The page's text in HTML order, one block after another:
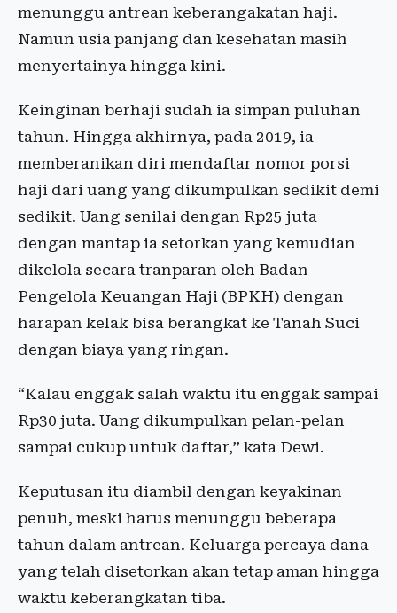
menunggu antrean keberangakatan haji.
Namun usia panjang dan kesehatan masih
menyertainya hingga kini.
Keinginan berhaji sudah ia simpan puluhan
tahun. Hingga akhirnya, pada 2019, ia
memberanikan diri mendaftar nomor porsi
haji dari uang yang dikumpulkan sedikit demi
sedikit. Uang senilai dengan Rp25 juta
dengan mantap ia setorkan yang kemudian
dikelola secara tranparan oleh Badan
Pengelola Keuangan Haji (BPKH) dengan
harapan kelak bisa berangkat ke Tanah Suci
dengan biaya yang ringan.
“Kalau enggak salah waktu itu enggak sampai
Rp30 juta. Uang dikumpulkan pelan-pelan
sampai cukup untuk daftar,” kata Dewi.
Keputusan itu diambil dengan keyakinan
penuh, meski harus menunggu beberapa
tahun dalam antrean. Keluarga percaya dana
yang telah disetorkan akan tetap aman hingga
waktu keberangkatan tiba.